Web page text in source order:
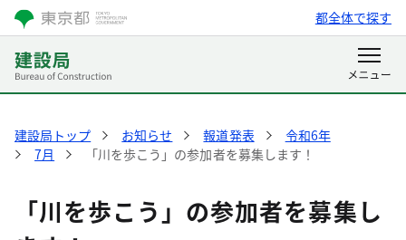
都全体で探す
建設局トップ お知らせ 報道発表
令和6年
7月
「川を歩こう」の参加者を募集します！
「川を歩こう」の参加者を募集し